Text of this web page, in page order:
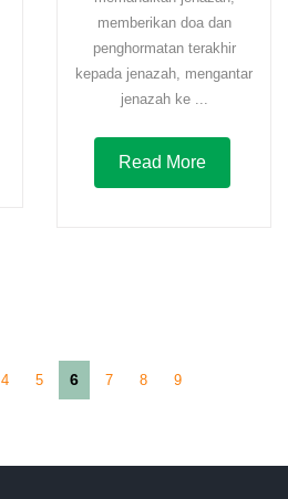
memberikan doa dan
penghormatan terakhir
kepada jenazah, mengantar
jenazah ke ...
Read More
4 5 6 7 8 9